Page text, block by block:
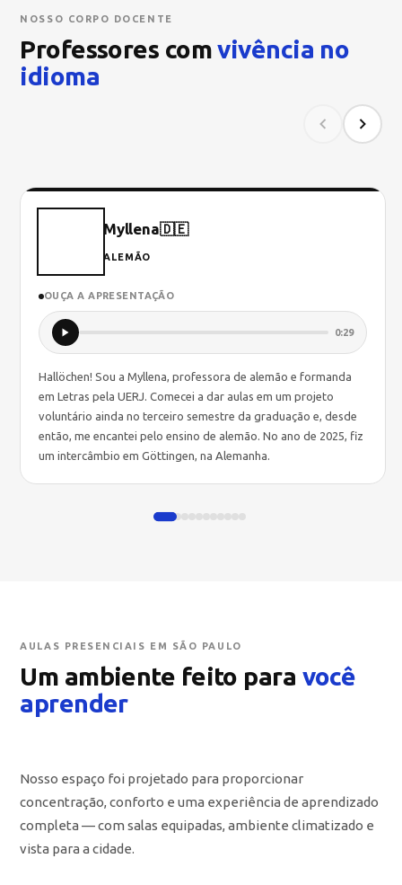
NOSSO CORPO DOCENTE
Professores comvivência no
idioma
Myllena🇩🇪
ALEMÃO
OUÇA A APRESENTAÇÃO
0:29
Hallöchen! Sou a Myllena, professora de alemão e formanda
em Letras pela UERJ. Comecei a dar aulas em um projeto
voluntário ainda no terceiro semestre da graduação e, desde
então, me encantei pelo ensino de alemão. No ano de 2025, fiz
um intercâmbio em Göttingen, na Alemanha.
AULAS PRESENCIAIS EM SÃO PAULO
Um ambiente feito para você
aprender
Nosso espaço foi projetado para proporcionar
concentração, conforto e uma experiência de aprendizado
completa — com salas equipadas, ambiente climatizado e
vista para a cidade.